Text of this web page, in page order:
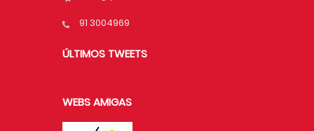
91 3004969
ÚLTIMOS TWEETS
WEBS AMIGAS